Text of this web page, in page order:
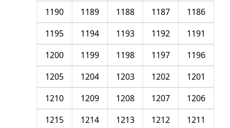
1186
1187
1188
1189
1190
1191
1192
1193
1194
1195
1196
1197
1198
1199
1200
1201
1202
1203
1204
1205
1206
1207
1208
1209
1210
1211
1212
1213
1214
1215